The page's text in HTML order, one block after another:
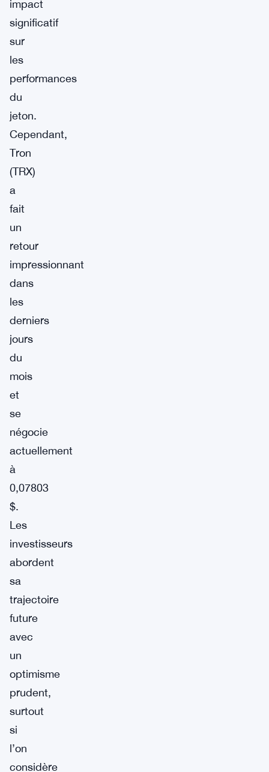
impact
significatif
sur
les
performances
du
jeton.
Cependant,
Tron
(TRX)
a
fait
un
retour
impressionnant
dans
les
derniers
jours
du
mois
et
se
négocie
actuellement
à
0,07803
$.
Les
investisseurs
abordent
sa
trajectoire
future
avec
un
optimisme
prudent,
surtout
si
l’on
considère